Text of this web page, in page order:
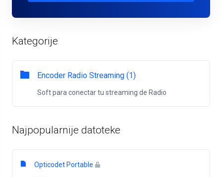
Kategorije
Encoder Radio Streaming (1)
Soft para conectar tu streaming de Radio
Najpopularnije datoteke
Opticodet Portable